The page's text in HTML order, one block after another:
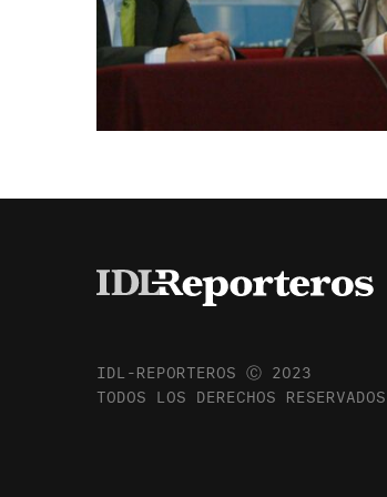
IDL-REPORTEROS Ⓒ 2023
TODOS LOS DERECHOS RESERVADOS